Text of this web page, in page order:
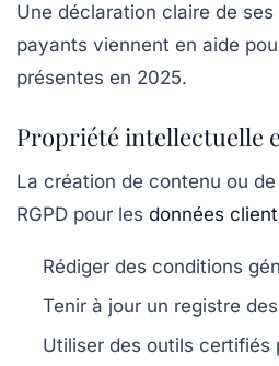
Une déclaration claire de
payants viennent en aide
présentes en 2025.
Propriété intellectuelle
La création de contenu ou
RGPD pour les données
Rédiger des conditions
Tenir à jour un registre
Utiliser des outils certifiés